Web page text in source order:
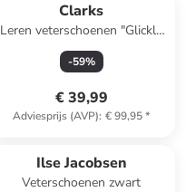
Clarks
Leren veterschoenen "Glickly
Brogue 2" zwart
-59%
€ 39,99
Adviesprijs (AVP): € 99,95*
Ilse Jacobsen
Veterschoenen zwart